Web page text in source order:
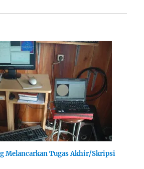
Melancarkan Tugas Akhir/Skripsi